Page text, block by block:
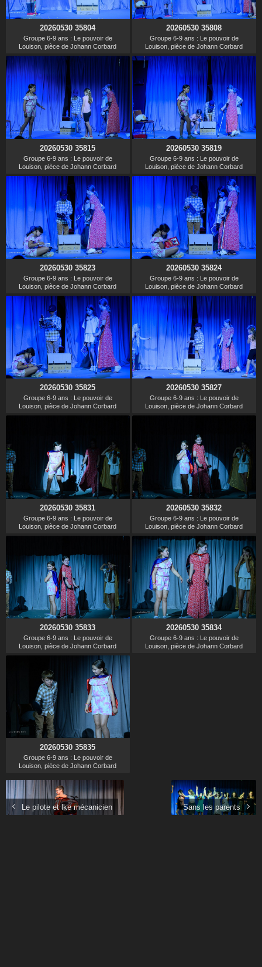
20260530 35804
Groupe 6-9 ans : Le pouvoir de
Louison, pièce de Johann Corbard
20260530 35808
Groupe 6-9 ans : Le pouvoir de
Louison, pièce de Johann Corbard
20260530 35815
Groupe 6-9 ans : Le pouvoir de
Louison, pièce de Johann Corbard
20260530 35819
Groupe 6-9 ans : Le pouvoir de
Louison, pièce de Johann Corbard
20260530 35823
Groupe 6-9 ans : Le pouvoir de
Louison, pièce de Johann Corbard
20260530 35824
Groupe 6-9 ans : Le pouvoir de
Louison, pièce de Johann Corbard
20260530 35825
Groupe 6-9 ans : Le pouvoir de
Louison, pièce de Johann Corbard
20260530 35827
Groupe 6-9 ans : Le pouvoir de
Louison, pièce de Johann Corbard
20260530 35831
Groupe 6-9 ans : Le pouvoir de
Louison, pièce de Johann Corbard
20260530 35832
Groupe 6-9 ans : Le pouvoir de
Louison, pièce de Johann Corbard
20260530 35833
Groupe 6-9 ans : Le pouvoir de
Louison, pièce de Johann Corbard
20260530 35834
Groupe 6-9 ans : Le pouvoir de
Louison, pièce de Johann Corbard
20260530 35835
Groupe 6-9 ans : Le pouvoir de
Louison, pièce de Johann Corbard
Le pilote et lke mécanicien Sans les parents